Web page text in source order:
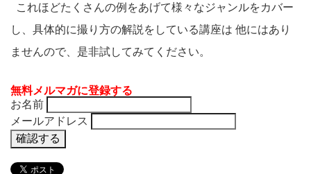
これほどたくさんの例をあげて様々なジャンルをカバー
し、具体的に撮り方の解説をしている講座は 他にはあり
ませんので、是非試してみてください。
無料メルマガに登録する
お名前
メールアドレス